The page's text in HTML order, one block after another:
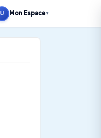
U Mon Espace ▼